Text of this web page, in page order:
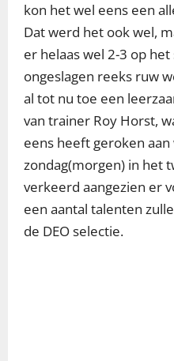
kon het wel eens een
Dat werd het ook wel,
er helaas wel 2-3 op
ongeslagen reeks ruw
al tot nu toe een
van trainer Roy Horst,
eens heeft geroken
zondag(morgen) in het
verkeerd aangezien er
een aantal talenten
de DEO selectie.